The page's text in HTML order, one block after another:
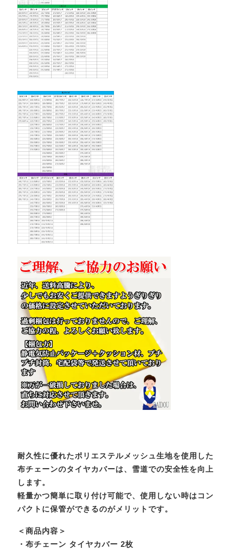
耐久性に優れたポリエステルメッシュ生地を使用した
布チェーンのタイヤカバーは、雪道での安全性を向上
します。
軽量かつ簡単に取り付け可能で、使用しない時はコン
パクトに保管ができるのがメリットです。
＜商品内容＞
・布チェーン タイヤカバー 2枚